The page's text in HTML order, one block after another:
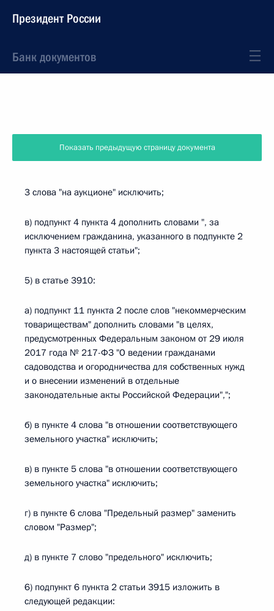
Президент России
Банк документов
Показать предыдущую страницу документа
3 слова "на аукционе" исключить;
в) подпункт 4 пункта 4 дополнить словами ", за
исключением гражданина, указанного в подпункте 2
пункта 3 настоящей статьи";
5) в статье 3910:
а) подпункт 11 пункта 2 после слов "некоммерческим
товариществам" дополнить словами "в целях,
предусмотренных Федеральным законом от 29 июля
2017 года № 217-ФЗ "О ведении гражданами
садоводства и огородничества для собственных нужд
и о внесении изменений в отдельные
законодательные акты Российской Федерации",";
б) в пункте 4 слова "в отношении соответствующего
земельного участка" исключить;
в) в пункте 5 слова "в отношении соответствующего
земельного участка" исключить;
г) в пункте 6 слова "Предельный размер" заменить
словом "Размер";
д) в пункте 7 слово "предельного" исключить;
6) подпункт 6 пункта 2 статьи 3915 изложить в
следующей редакции: